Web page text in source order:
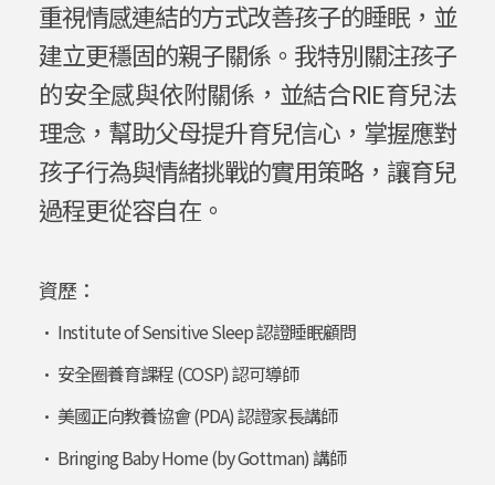
重視情感連結的方式改善孩子的睡眠，並
建立更穩固的親子關係。我特別關注孩子
的安全感與依附關係，並結合RIE育兒法
理念，幫助父母提升育兒信心，掌握應對
孩子行為與情緒挑戰的實用策略，讓育兒
過程更從容自在。
資歷：
• Institute of Sensitive Sleep 認證睡眠顧問
• 安全圈養育課程 (COSP) 認可導師
• 美國正向教養協會 (PDA) 認證家長講師
• Bringing Baby Home (by Gottman) 講師